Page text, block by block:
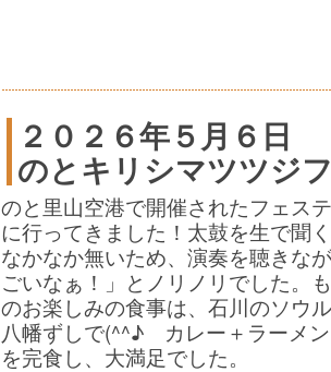
２０２６年５月６日
のとキリシマツツジ
のと里山空港で開催されたフェス
に行ってきました！太鼓を生で聞
なかなか無いため、演奏を聴きな
ごいなぁ！」とノリノリでした。
のお楽しみの食事は、石川のソウ
八幡ずしで(^^♪ カレー＋ラーメ
を完食し、大満足でした。